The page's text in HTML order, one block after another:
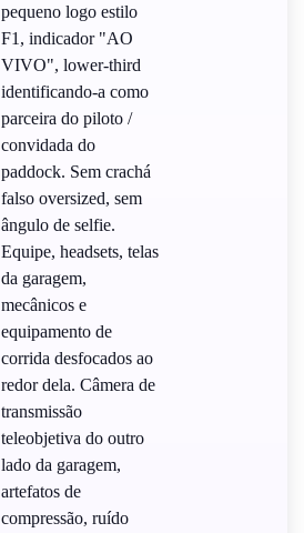
pequeno logo estilo
F1, indicador "AO
VIVO", lower-third
identificando-a como
parceira do piloto /
convidada do
paddock. Sem crachá
falso oversized, sem
ângulo de selfie.
Equipe, headsets, telas
da garagem,
mecânicos e
equipamento de
corrida desfocados ao
redor dela. Câmera de
transmissão
teleobjetiva do outro
lado da garagem,
artefatos de
compressão, ruído